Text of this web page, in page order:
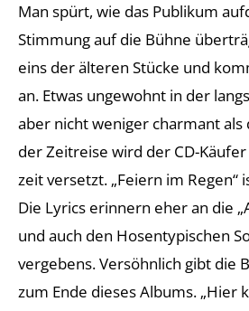
Man spürt, wie das Publikum
Stimmung auf die Bühne
eins der älteren Stücke und
an. Etwas ungewohnt in der
aber nicht weniger charmant als
der Zeitreise wird der CD-
zeit versetzt. „Feiern im Regen“
Die Lyrics erinnern eher an die
und auch den Hosentypischen
vergebens. Versöhnlich gibt die
zum Ende dieses Albums. „Hier